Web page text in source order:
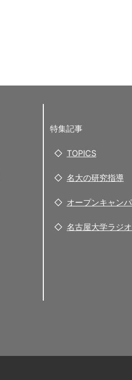
特集記事
TOPICS
名大の研究指導
オープンキャン
名古屋大学ラジ